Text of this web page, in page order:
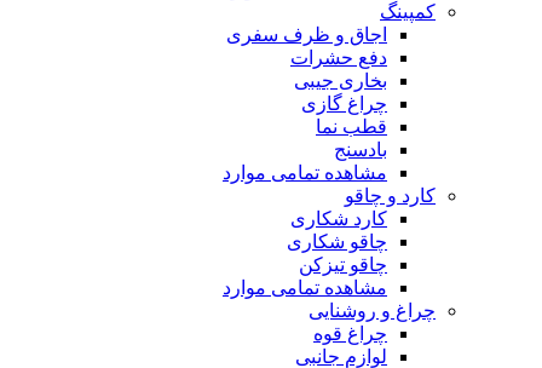
کمپینگ
اجاق و ظرف سفری
دفع حشرات
بخاری جیبی
چراغ گازی
قطب نما
بادسنج
مشاهده تمامی موارد
کارد و چاقو
کارد شکاری
چاقو شکاری
چاقو تیزکن
مشاهده تمامی موارد
چراغ و روشنایی
چراغ قوه
لوازم جانبی